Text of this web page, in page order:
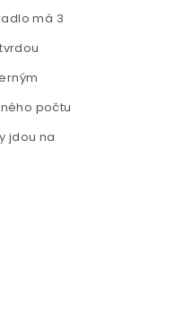
má 3
počtu
jdou na